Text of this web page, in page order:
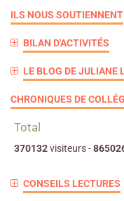
ILS NOUS SOUTIENNENT
BILAN D'ACTIVITÉS
LE BLOG DE JULIANE
CHRONIQUES DE
Total
370132visiteurs -
CONSEILS LECTURES